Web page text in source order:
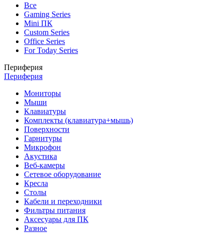
Все
Gaming Series
Mini ПК
Custom Series
Office Series
For Today Series
Периферия
Периферия
Мониторы
Мыши
Клавиатуры
Комплекты (клавиатура+мышь)
Поверхности
Гарнитуры
Микрофон
Акустика
Веб-камеры
Сетевое оборудование
Кресла
Столы
Кабели и переходники
Фильтры питания
Аксесуары для ПК
Разное